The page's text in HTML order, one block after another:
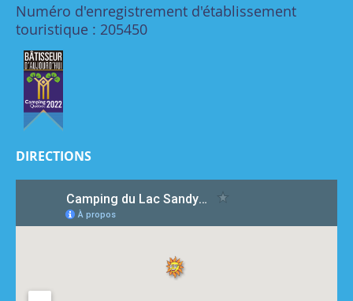
Numéro d'enregistrement d'établissement
touristique : 205450
DIRECTIONS